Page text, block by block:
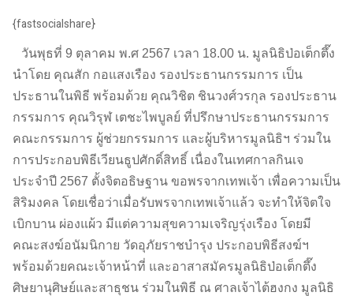
{fastsocialshare}
วันพุธที่ 9 ตุลาคม พ.ศ 2567 เวลา 18.00 น. มูลนิธิป่อเต็กตึ๊ง
นำโดย คุณสัก กอแสงเรือง รองประธานกรรมการ เป็น
ประธานในพิธี พร้อมด้วย คุณวิชิต ชินวงศ์วรกุล รองประธาน
กรรมการ คุณวิรุฬ เตชะไพบูลย์ ที่ปรึกษาประธานกรรมการ
คณะกรรมการ ผู้ช่วยกรรมการ และผู้บริหารมูลนิธิฯ ร่วมใน
การประกอบพิธีเวียนธูปศักดิ์สิทธิ์ เนื่องในเทศกาลกินเจ
ประจำปี 2567 ตั้งจิตอธิษฐาน ขอพรจากเทพเจ้า เพื่อความเป็น
สิริมงคล โดยเชื่อว่าเมื่อรับพรจากเทพเจ้าแล้ว จะทำให้จิตใจ
เบิกบาน ผ่องแผ้ว มีแต่ความสุขความเจริญรุ่งเรือง โดยมี
คณะสงฆ์อนัมนิกาย วัดอุภัยราชบำรุง ประกอบพิธีสงฆ์ฯ
พร้อมด้วยคณะเจ้าหน้าที่ และอาสาสมัครมูลนิธิป่อเต็กตึ๊ง
ศิษยานุศิษย์และสาธุชน ร่วมในพิธี ณ ศาลเจ้าไต้ฮงกง มูลนิธิ